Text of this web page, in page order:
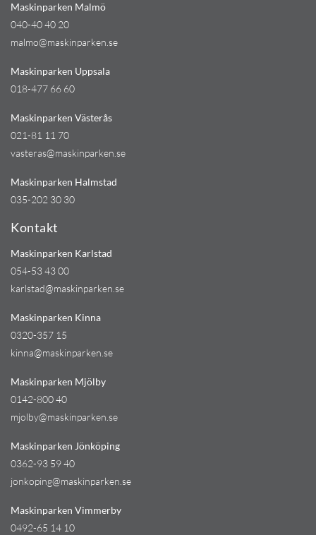
Maskinparken Malmö
040-40 40 20
malmo@maskinparken.se
Maskinparken Uppsala
018-477 66 60
Maskinparken Västerås
021-81 11 70
vasteras@maskinparken.se
Maskinparken Halmstad
035-202 30 30
Kontakt
Maskinparken Karlstad
054-53 43 00
karlstad@maskinparken.se
Maskinparken Kinna
0320-357 15
kinna@maskinparken.se
Maskinparken Mjölby
0142-800 40
mjolby@maskinparken.se
Maskinparken Jönköping
0362-93 59 40
jonkoping@maskinparken.se
Maskinparken Vimmerby
0492-65 14 10